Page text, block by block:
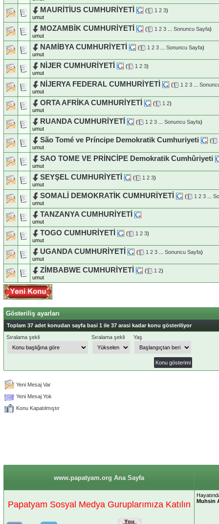
MAURİTİUS CUMHURİYETİ ( 1 2 3)
umut
MOZAMBİK CUMHURİYETİ ( 1 2 3 Sonuncu Sayfa)
umut
NAMİBYA CUMHURİYETİ ( 1 2 3 Sonuncu Sayfa)
umut
NİJER CUMHURİYETİ ( 1 2 3)
umut
NİJERYA FEDERAL CUMHURİYETİ ( 1 2 3
umut
ORTA AFRİKA CUMHURİYETİ ( 1 2)
umut
RUANDA CUMHURİYETİ ( 1 2 3 Sonuncu Sayfa)
umut
São Tomé ve Príncipe Demokratik Cumhuriyeti
(
umut
SAO TOME VE PRİNCİPE Demokratik Cumhûriyeti
umut
SEYŞEL CUMHURİYETİ ( 1 2 3)
umut
SOMALİ DEMOKRATİK CUMHURİYETİ ( 1 2 3
umut
TANZANYA CUMHURİYETİ
umut
TOGO CUMHURİYETİ ( 1 2 3)
umut
UGANDA CUMHURİYETİ ( 1 2 3 Sonuncu Sayfa)
umut
ZİMBABWE CUMHURİYETİ ( 1 2)
umut
Gösteriliş ayarları
Toplam 37 adet konudan sayfa basi 1 ile 37 arasi kadar konu gösteriliyor
Sıralama şekli
Sıralama şekli Yaş
Yeni Mesaj Var
Yeni Mesaj Yok
Konu Kapatılmıştır
www.papatyam.org Ana Sayfa
Papatyam Sosyal Medya Guruplarımıza Katılın
Muhsin